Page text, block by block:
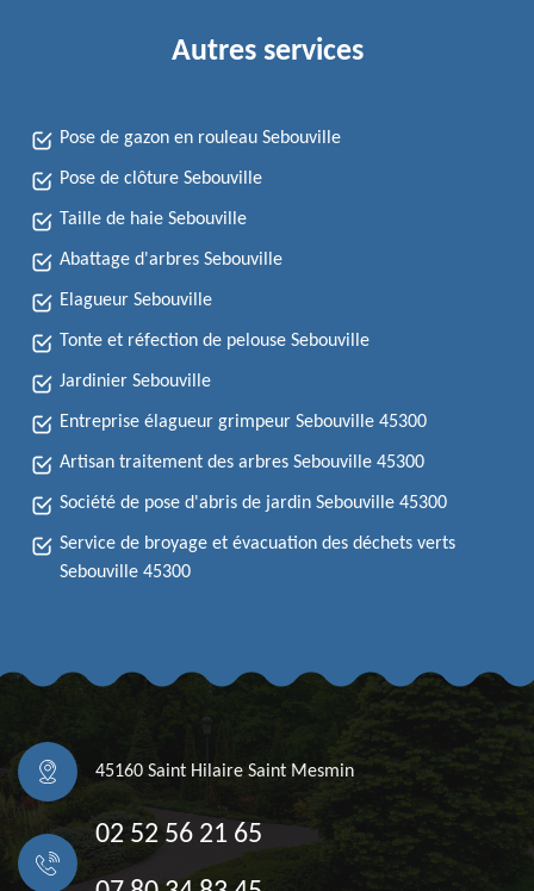
Autres services
Pose de gazon en rouleau Sebouville
Pose de clôture Sebouville
Taille de haie Sebouville
Abattage d'arbres Sebouville
Elagueur Sebouville
Tonte et réfection de pelouse Sebouville
Jardinier Sebouville
Entreprise élagueur grimpeur Sebouville 45300
Artisan traitement des arbres Sebouville 45300
Société de pose d'abris de jardin Sebouville 45300
Service de broyage et évacuation des déchets verts
Sebouville 45300
45160 Saint Hilaire Saint Mesmin
02 52 56 21 65